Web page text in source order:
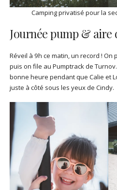
Camping privatisé pour la
Journée pump & aire
Réveil à 9h ce matin, un record ! On
puis on file au Pumptrack de
bonne heure pendant que Calie et
juste à côté sous les yeux de Cindy.